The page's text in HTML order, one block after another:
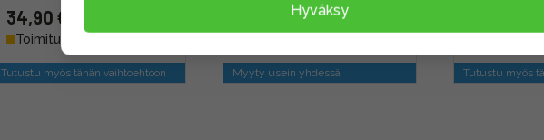
34,90 €
Toimitus 4 - 6 arkipäivää
Tutustu myös tähän vaihtoehtoon
72,90 €
Myyty usein yhdessä Tutustu myös
Hyväksy